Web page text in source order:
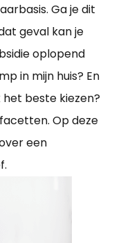
Ga je dit
geval kan je
oplopend
in mijn huis? En
beste kiezen?
Op deze
een